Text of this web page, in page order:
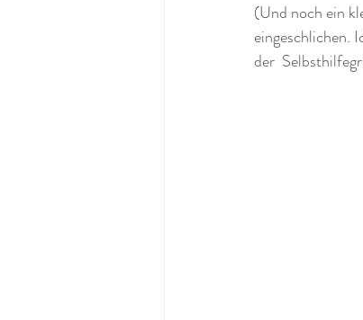
(Und noch ein
eingeschlichen.
der